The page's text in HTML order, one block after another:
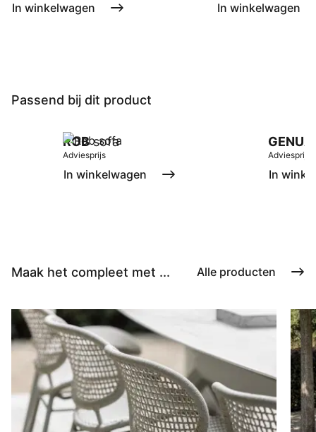
In winkelwagen In winkelwagen
Passend bij dit product
ROBsofa
Adviesprijs
In winkelwagen
GENUA
Adviesprijs
In
Maak het compleet met ... Alle producten